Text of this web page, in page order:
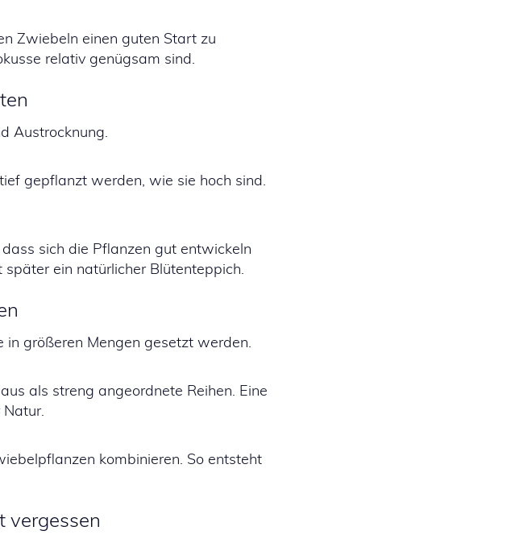
Zwiebeln einen guten Start zu
relativ genügsam sind.
Austrocknung.
gepflanzt werden, wie sie hoch sind.
sich die Pflanzen gut entwickeln
ein natürlicher Blütenteppich.
in größeren Mengen gesetzt werden.
als streng angeordnete Reihen. Eine
kombinieren. So entsteht
vergessen